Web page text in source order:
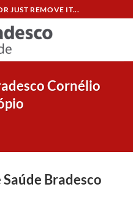
JUST REMOVE IT...
Cornélio
Bradesco